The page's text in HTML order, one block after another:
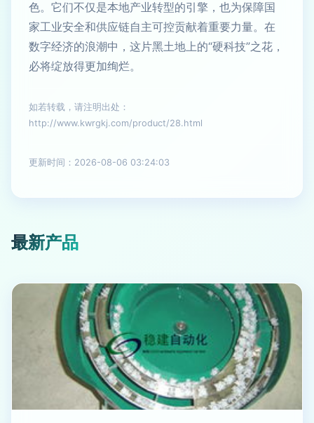
色。它们不仅是本地产业转型的引擎，也为保障国
家工业安全和供应链自主可控贡献着重要力量。在
数字经济的浪潮中，这片黑土地上的“硬科技”之花，
必将绽放得更加绚烂。
如若转载，请注明出处：
http://www.kwrgkj.com/product/28.html
更新时间：2026-08-06 03:24:03
最新产品